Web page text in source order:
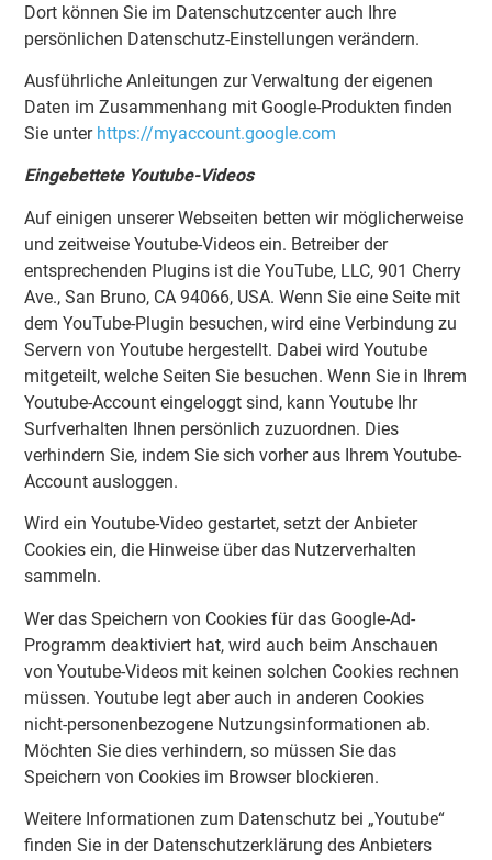
Dort können Sie im Datenschutzcenter auch Ihre
persönlichen Datenschutz-Einstellungen verändern.
Ausführliche Anleitungen zur Verwaltung der eigenen
Daten im Zusammenhang mit Google-Produkten finden
Sie unter https://myaccount.google.com
Eingebettete Youtube-Videos
Auf einigen unserer Webseiten betten wir möglicherweise
und zeitweise Youtube-Videos ein. Betreiber der
entsprechenden Plugins ist die YouTube, LLC, 901 Cherry
Ave., San Bruno, CA 94066, USA. Wenn Sie eine Seite mit
dem YouTube-Plugin besuchen, wird eine Verbindung zu
Servern von Youtube hergestellt. Dabei wird Youtube
mitgeteilt, welche Seiten Sie besuchen. Wenn Sie in Ihrem
Youtube-Account eingeloggt sind, kann Youtube Ihr
Surfverhalten Ihnen persönlich zuzuordnen. Dies
verhindern Sie, indem Sie sich vorher aus Ihrem Youtube-
Account ausloggen.
Wird ein Youtube-Video gestartet, setzt der Anbieter
Cookies ein, die Hinweise über das Nutzerverhalten
sammeln.
Wer das Speichern von Cookies für das Google-Ad-
Programm deaktiviert hat, wird auch beim Anschauen
von Youtube-Videos mit keinen solchen Cookies rechnen
müssen. Youtube legt aber auch in anderen Cookies
nicht-personenbezogene Nutzungsinformationen ab.
Möchten Sie dies verhindern, so müssen Sie das
Speichern von Cookies im Browser blockieren.
Weitere Informationen zum Datenschutz bei „Youtube“
finden Sie in der Datenschutzerklärung des Anbieters